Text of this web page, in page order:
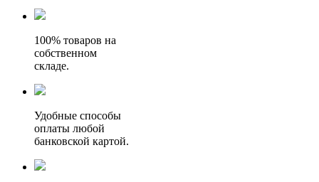
100% товаров на
собственном
складе.
Удобные способы
оплаты любой
банковской картой.